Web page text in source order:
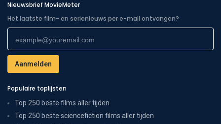
Nieuwsbrief MovieMeter
Het laatste film- en serienieuws per e-mail ontvangen?
Populaire toplijsten
Top 250 beste films aller tijden
Top 250 beste sciencefiction films aller tijden